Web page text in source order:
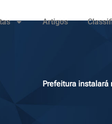
Artigos
Prefeitura